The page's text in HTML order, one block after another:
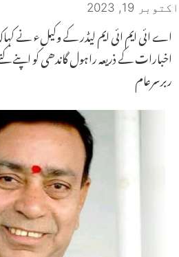
اکتوبر 19, 2023
اے ائی ایم ائی ایم لیڈر کے وکیلء نے
اخبارات کے ذریعہ راہول گاندھی کو اپنے
ربرسرعام